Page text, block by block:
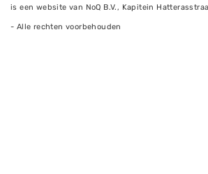
is een website van NoQ B.V., Kapitein
- Alle rechten voorbehouden